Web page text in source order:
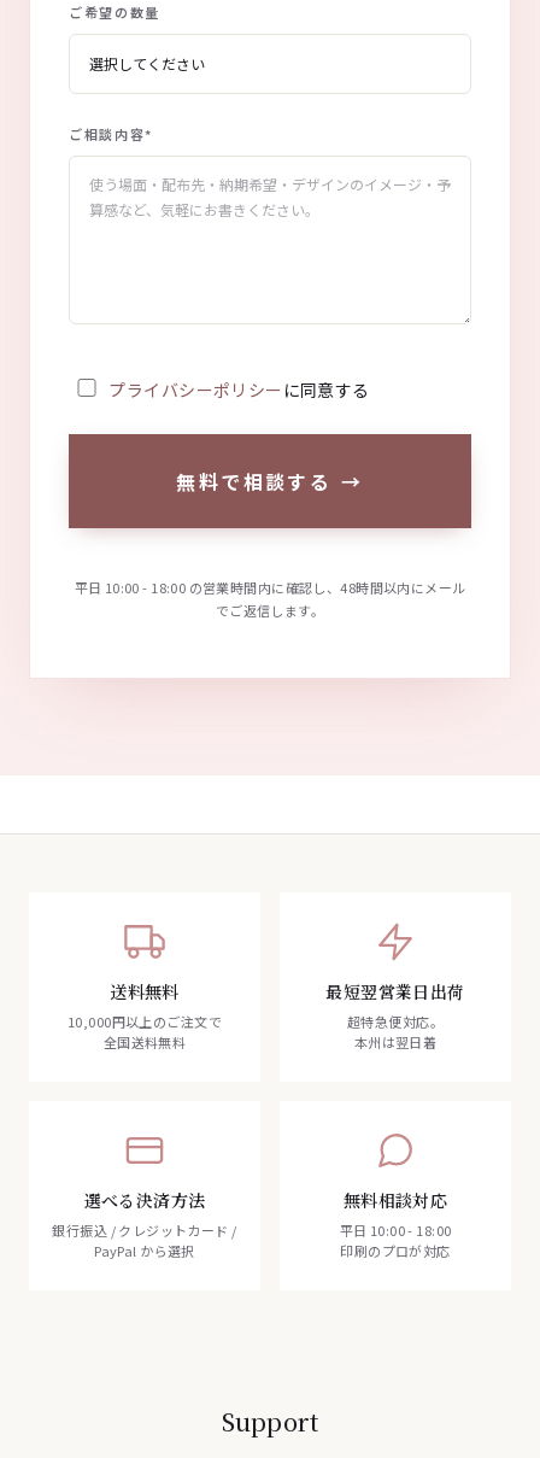
ご希望の数量
ご相談内容*
プライバシーポリシー に同意する
無料で相談する →
平日 10:00 - 18:00 の営業時間内に確認し、48時間以内にメール
でご返信します。
送料無料
10,000円以上のご注文で
全国送料無料
最短翌営業日出荷
超特急便対応。
本州は翌日着
選べる決済方法
銀行振込 / クレジットカード /
PayPal から選択
無料相談対応
平日 10:00 - 18:00
印刷のプロが対応
Support